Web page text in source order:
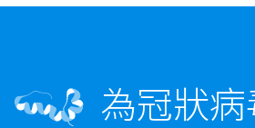
為冠狀